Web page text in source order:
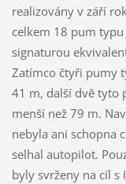
realizovány v září
celkem 18 pum typu
signaturou
Zatímco čtyři pumy
41 m, další dvě tyto
menší než 79 m.
nebyla ani schopna
selhal autopilot.
byly svrženy na cíl s